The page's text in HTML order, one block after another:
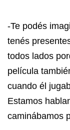
-Te podés
tenés
todos lados
película
cuando él
Estamos
caminábamos